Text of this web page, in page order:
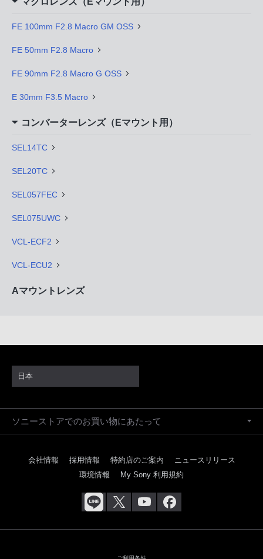
FE 100mm F2.8 Macro GM OSS
FE 50mm F2.8 Macro
FE 90mm F2.8 Macro G OSS
E 30mm F3.5 Macro
コンバーターレンズ（Eマウント用）
SEL14TC
SEL20TC
SEL057FEC
SEL075UWC
VCL-ECF2
VCL-ECU2
Aマウントレンズ
日本
ソニーストアでのお買い物にあたって
会社情報 採用情報 特約店のご案内
ニュースリリース
環境情報
My Sony 利用規約